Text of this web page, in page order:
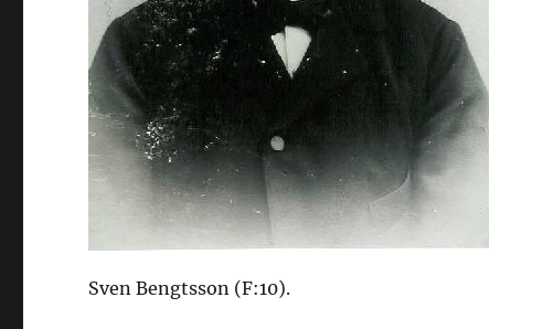
Sven Bengtsson (F:10).